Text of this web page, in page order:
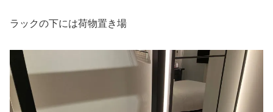
ラックの下には荷物置き場